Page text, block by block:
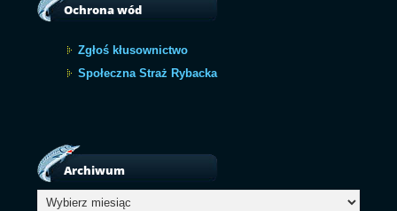
Ochrona wód
Zgłoś kłusownictwo
Społeczna Straż Rybacka
Archiwum
Archiwum